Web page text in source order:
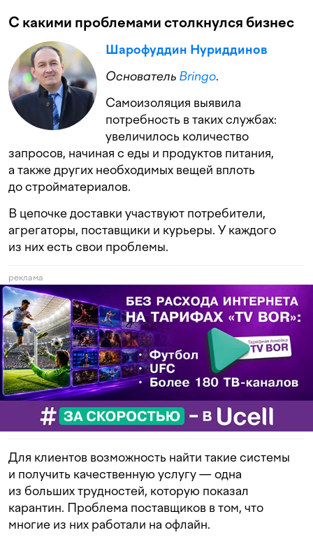
С какими проблемами столкнулся бизнес
Шарофуддин Нуриддинов
Основатель Bringo.
Самоизоляция выявила
потребность в таких службах:
увеличилось количество
запросов, начиная с еды и продуктов питания,
а также других необходимых вещей вплоть
до стройматериалов.
В цепочке доставки участвуют потребители,
агрегаторы, поставщики и курьеры. У каждого
из них есть свои проблемы.
реклама
Для клиентов возможность найти такие системы
и получить качественную услугу — одна
из больших трудностей, которую показал
карантин. Проблема поставщиков в том, что
многие из них работали на офлайн.